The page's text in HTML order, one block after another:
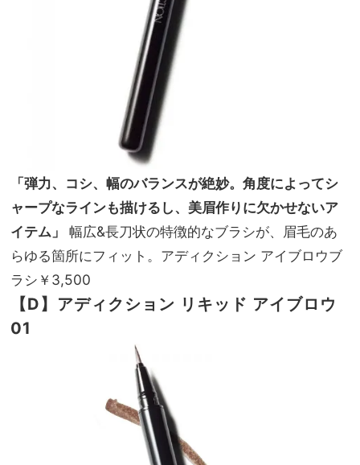
「弾力、コシ、幅のバランスが絶妙。角度によってシ
ャープなラインも描けるし、美眉作りに欠かせないア
イテム」
幅広&長刀状の特徴的なブラシが、眉毛のあ
らゆる箇所にフィット。アディクション アイブロウブ
ラシ￥3,500
【D】アディクション リキッド アイブロウ
01